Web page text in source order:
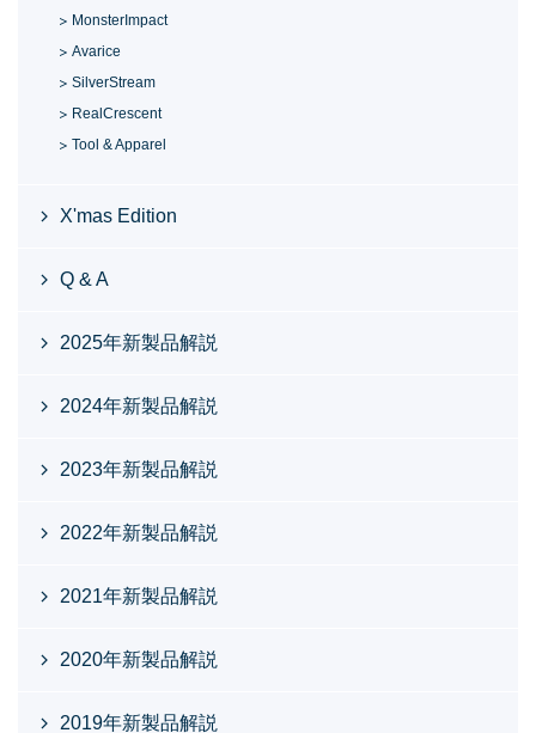
MonsterImpact
Avarice
SilverStream
RealCrescent
Tool & Apparel
X'mas Edition
Q & A
2025年新製品解説
2024年新製品解説
2023年新製品解説
2022年新製品解説
2021年新製品解説
2020年新製品解説
2019年新製品解説